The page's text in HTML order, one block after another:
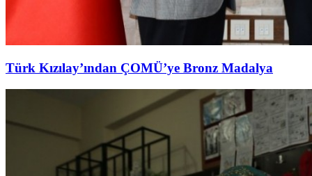
Türk Kızılay’ından ÇOMÜ’ye Bronz Madalya